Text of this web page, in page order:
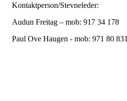
Kontaktperson/Stevneleder:
Audun Freitag – mob: 917 34 178
Paul Ove Haugen - mob: 971 80 831